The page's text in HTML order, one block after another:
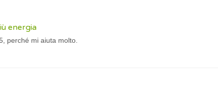
energia
perché mi aiuta molto.